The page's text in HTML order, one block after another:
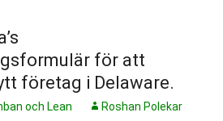
för att
företag i Delaware.
och Lean Roshan Polekar